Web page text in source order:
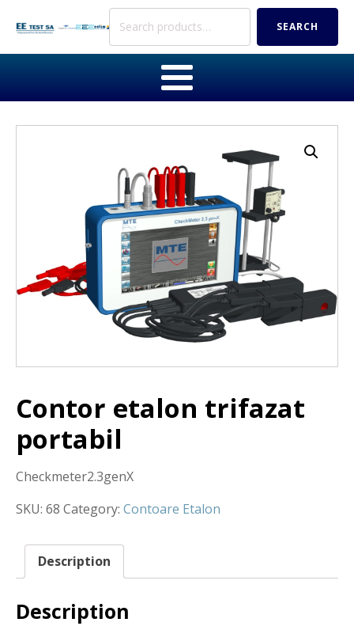
Search
SEARCH
Contor etalon trifazat
portabil
Checkmeter2.3genX
SKU: 68 Category: Contoare Etalon
Description
Description